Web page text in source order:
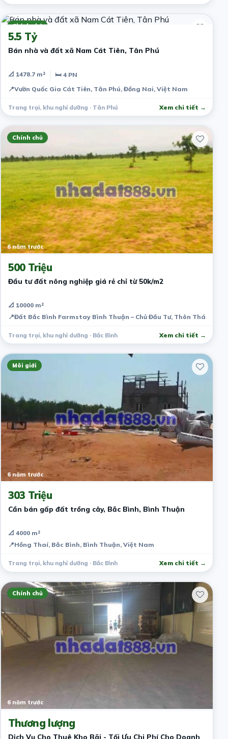
Chính chủ
5 năm trước
5.5 Tỷ
Bán nhà và đất xã Nam Cát Tiên, Tân Phú
📐 1478.7 m²
🛏 4 PN
📍Vườn Quốc Gia Cát Tiên, Tân Phú, Đồng Nai, Việt Nam
Trang trại, khu nghỉ dưỡng · Tân Phú Xem chi tiết →
Chính chủ
6 năm trước
500 Triệu
Đầu tư đất nông nghiệp giá rẻ chỉ từ 50k/m2
📐 10000 m²
📍Đất Bắc Bình Farmstay Bình Thuận – Chủ Đầu Tư, Thôn Thái An,
Trang trại, khu nghỉ dưỡng · Bắc Bình Xem chi tiết →
Môi giới
6 năm trước
303 Triệu
Cần bán gấp đất trồng cây, Bắc Bình, Bình Thuận
📐 4000 m²
📍Hồng Thaí, Bắc Bình, Bình Thuận, Việt Nam
Trang trại, khu nghỉ dưỡng · Bắc Bình Xem chi tiết →
Chính chủ
6 năm trước
Thương lượng
Dịch Vụ Cho Thuê Kho Bãi - Tối Ưu Chi Phí Cho Doanh